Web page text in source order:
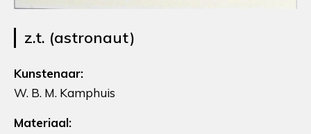
z.t. (astronaut)
Kunstenaar:
W. B. M. Kamphuis
Materiaal: